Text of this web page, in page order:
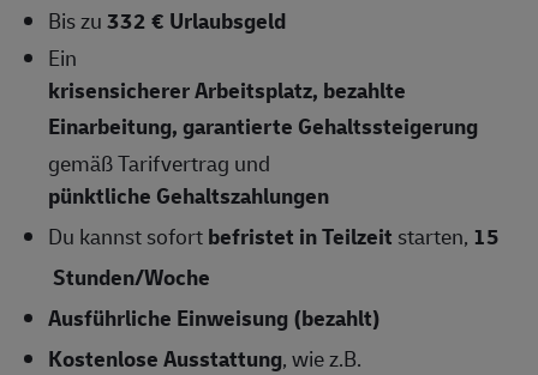
Bis zu332 € Urlaubsgeld
Ein
krisensicherer Arbeitsplatz, bezahlte
Einarbeitung, garantierte Gehaltssteigerung
gemäß Tarifvertrag und
pünktliche Gehaltszahlungen
Du kannst sofortbefristet in Teilzeit starten, 15
Stunden/Woche
Ausführliche Einweisung (bezahlt)
Kostenlose Ausstattung, wie z.B.